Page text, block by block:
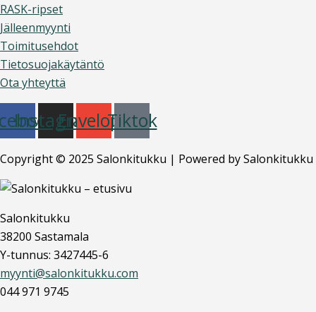
RASK-ripset
Jälleenmyynti
Toimitusehdot
Tietosuojakäytäntö
Ota yhteyttä
Instagram
EnvelopeTiktok
Copyright © 2025 Salonkitukku | Powered by Salonkitukku
Salonkitukku
38200 Sastamala
Y-tunnus: 3427445-6
myynti@salonkitukku.com
044 971 9745